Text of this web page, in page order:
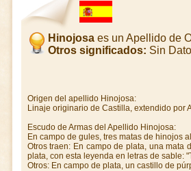
Hinojosaes un Apellido de
Otros significados: Sin
Origen del apellido Hinojosa:
Linaje originario de Castilla, extendido por
Escudo de Armas del Apellido Hinojosa:
En campo de gules, tres matas de hinojos
Otros traen: En campo de plata, una
plata, con esta leyenda en letras de sable:
Otros: En campo de plata, un castillo de